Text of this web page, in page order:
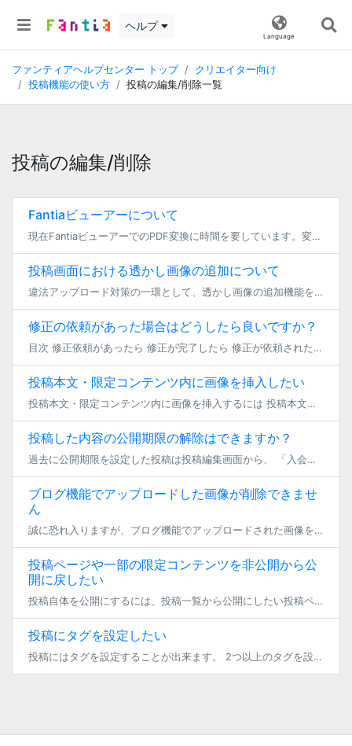
ヘルプ
Language
ファンティアヘルプセンター トップ
クリエイター向け
投稿機能の使い方
投稿の編集/削除一覧
投稿の編集/削除
Fantiaビューアーについて
現在FantiaビューアーでのPDF変換に時間を要しています。変換完了まで2～4日程度かかる可能性がございます。 変換されない場合はZIP形式でのご対応をお願いいたします。 目次 Fantiaビューアーについて 起動・使 […]
投稿画面における透かし画像の追加について
違法アップロード対策の一環として、透かし画像の追加機能をご用意しております。 ※Fantiaでの取り組み内容や実績についてはこちらをご確認ください。 ■透かし画像の追加について(2種類) （１）動的に追加し […]
修正の依頼があった場合はどうしたら良いですか？
目次 修正依頼があったら 修正が完了したら 修正が依頼されたコンテンツを削除した時は 修正依頼があったら ファンティアでは、成人向け作品の修正に関するトラブルから全ての利用者の皆様を守るため、 投稿された作品（非公開状態 […]
投稿本文・限定コンテンツ内に画像を挿入したい
投稿本文・限定コンテンツ内に画像を挿入するには 投稿本文・限定コンテンツ内で文章と画像を一緒に投稿したい場合には、ブログ投稿機能を使うことで対応が可能です。 ブログ投稿機能は、投稿本文と限定コンテンツのどちらでもご利用い […]
投稿した内容の公開期限の解除はできますか？
過去に公開期限を設定した投稿は投稿編集画面から、 「入会期限を設定する」のチェックを外すことで解除することができます。 一つの投稿内で、それぞれの限定コンテンツごとに個別に解除することはできませんのでご了承ください。
ブログ機能でアップロードした画像が削除できませ
ん
誠に恐れ入りますが、ブログ機能でアップロードされた画像を消去する機能は現在ありません。 今後のアップデートにて、対応を検討させていただきます。 また、アップロードできる画像は一つの投稿につき20MBまでとなっておりますの […]
投稿ページや一部の限定コンテンツを非公開から公
開に戻したい
投稿自体を公開にするには、投稿一覧から公開にしたい投稿ページの編集ボタン押していただき、 一番下の「公開状態」で「公開」を選択してください。 ファン限定コンテンツを公開にするには、投稿編集画面から限定コンテンツの編集ボタ […]
投稿にタグを設定したい
投稿にはタグを設定することが出来ます。 2つ以上のタグを設定する場合、一つを入力し、Enterボタンを押していただき、下記の表示になったことを確認してから、次のタグをご入力ください。 投稿に表示されたタグをクリックすると […]